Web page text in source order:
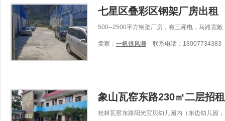
七星区叠彩区钢架厂房出租
500--2500平方钢架厂房，有三厢电，马路宽
卖家： 一帆很风顺 联系电话：18007734383
象山瓦窑东路230㎡二层招
桂林瓦窑东路阳光宝贝幼儿园内（东边幼儿园